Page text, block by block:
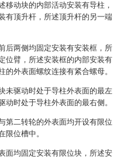
移动块的内部活动安装有导柱，
有顶升杆，所述顶升杆的另一端
后两侧均固定安装有安装框，所
位臂，所述安装框的内部安装有
的外表面螺纹连接有紧合螺母。
未驱动时处于导柱外表面的最左
动时处于导柱外表面的最右侧。
第二转轮的外表面均开设有限位
限位槽中。
面均固定安装有限位块，所述安